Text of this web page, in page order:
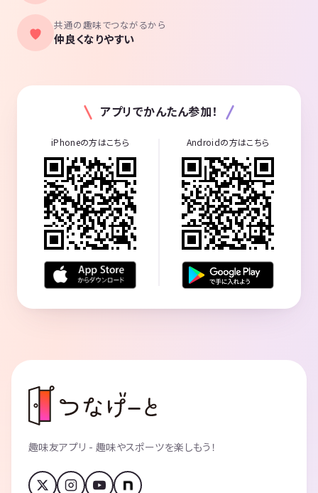
共通の趣味でつながるから
仲良くなりやすい
アプリでかんたん参加！
iPhoneの方はこちら Androidの方はこちら
趣味友アプリ - 趣味やスポーツを楽しもう！